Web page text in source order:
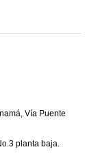
Vía Puente
planta baja.